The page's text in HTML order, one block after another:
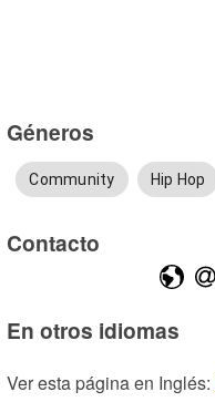
Géneros
Community Hip Hop
Contacto
En otros idiomas
Ver esta página en Inglés: